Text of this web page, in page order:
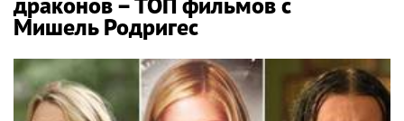
Мишель Родригес